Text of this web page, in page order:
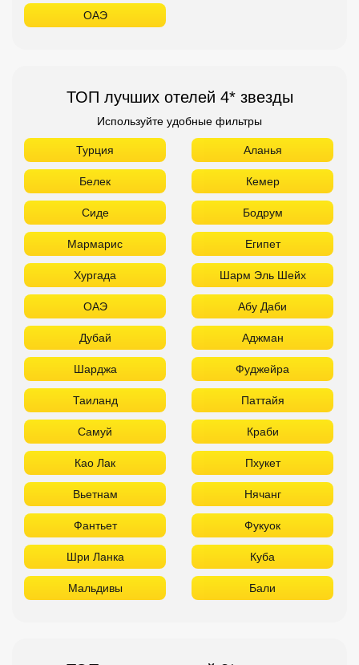
ОАЭ
ТОП лучших отелей 4* звезды
Используйте удобные фильтры
Турция Аланья
Белек Кемер
Сиде Бодрум
Мармарис Египет
Хургада Шарм Эль Шейх
ОАЭ Абу Даби
Дубай Аджман
Шарджа Фуджейра
Таиланд Паттайя
Самуй Краби
Као Лак Пхукет
Вьетнам Нячанг
Фантьет Фукуок
Шри Ланка Куба
Мальдивы Бали